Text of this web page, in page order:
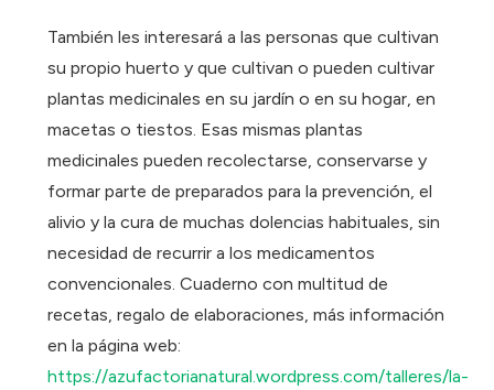
También les interesará a las personas que cultivan
su propio huerto y que cultivan o pueden cultivar
plantas medicinales en su jardín o en su hogar, en
macetas o tiestos. Esas mismas plantas
medicinales pueden recolectarse, conservarse y
formar parte de preparados para la prevención, el
alivio y la cura de muchas dolencias habituales, sin
necesidad de recurrir a los medicamentos
convencionales. Cuaderno con multitud de
recetas, regalo de elaboraciones, más información
en la página web:
https://azufactorianatural.wordpress.com/talleres/la-